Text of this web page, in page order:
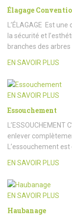
Élagage
L’ÉLAGAGE Est
la sécurité et
branches des
EN SAVOIR PLUS
EN SAVOIR PLUS
Essouchement
enlever
L’essouchement
EN SAVOIR PLUS
EN SAVOIR PLUS
Haubanage